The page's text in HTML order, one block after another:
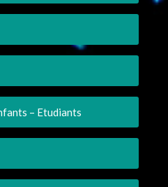
– Etudiants